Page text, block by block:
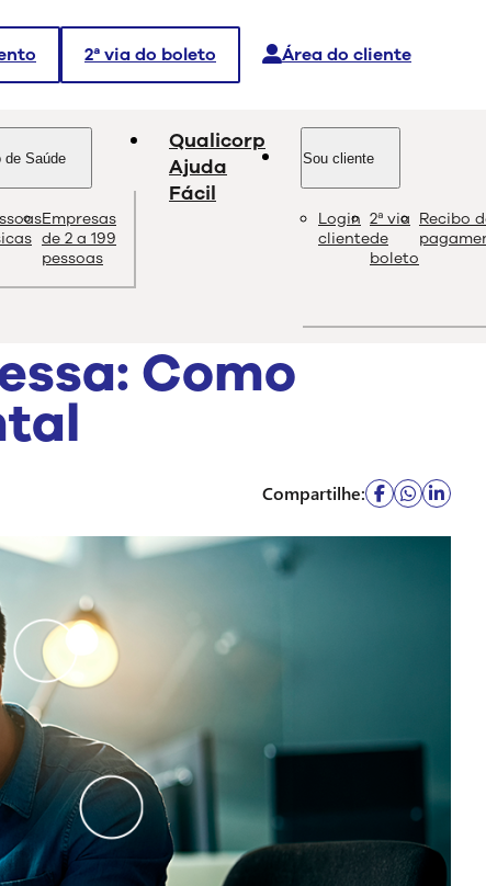
2ª via do boleto Área do cliente
de Saúde
Empresas
de 2 a 199
pessoas
Qualicorp
Ajuda
Fácil
Sou cliente
Login
cliente
2ª via
de
boleto
Recibo
e as melhores soluções sobre saúde e bem-estar.
Como
Compartilhe: